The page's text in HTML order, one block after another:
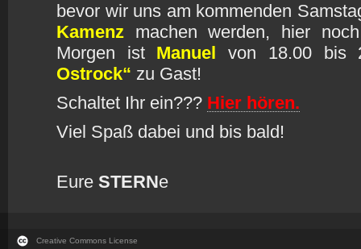
bevor wir uns am kommenden
Kamenz machen werden, hier
Morgen ist Manuel von 18.00 bis
Ostrock“ zu Gast!
Schaltet Ihr ein??? Hier hören.
Viel Spaß dabei und bis bald!
Eure STERNe
Creative Commons License